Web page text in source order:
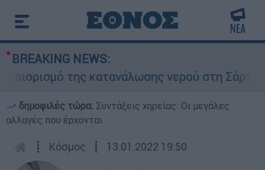
BREAKING NEWS:
της κατανάλωσης νερού στη Σάρτη
δημοφιλές τώρα: Συντάξεις χηρείας: Οι μεγάλες
αλλαγές που έρχονται
┋ Κόσμος ┋ 13.01.2022 19:50